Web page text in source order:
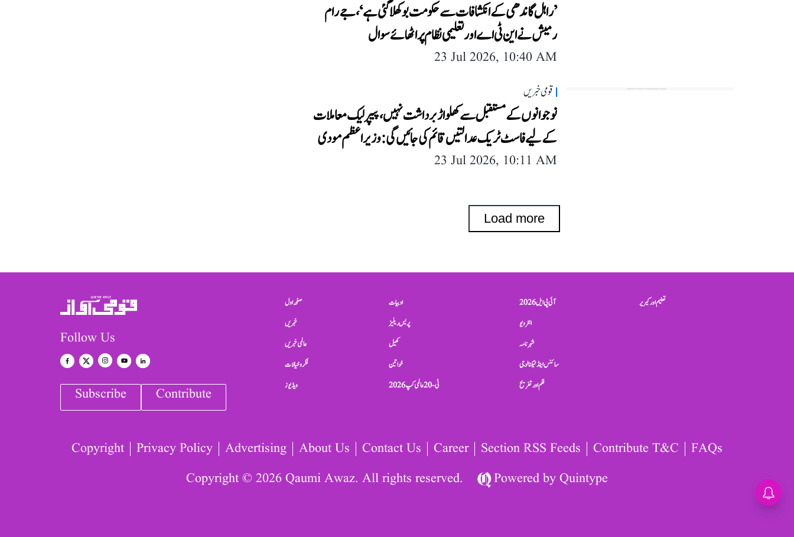
’راہل گاندھی کے انکشافات سے حکومت بوکھلا گئی ہے‘، جے رام
رمیش نے این ٹی اے اور تعلیمی نظام پر اٹھائے سوال
23 Jul 2026, 10:40 AM
قومی خبریں
نوجوانوں کے مستقبل سے کھلواڑ برداشت نہیں، پیپر لیک معاملات
کے لیے فاسٹ ٹریک عدالتیں قائم کی جائیں گی: وزیر اعظم مودی
23 Jul 2026, 10:11 AM
Load more
Follow Us
Subscribe Contribute
صفحہ اول
خبریں
عالمی خبریں
فکر و خیالات
ویڈیوز
ادبیات
پریس ریلیز
کھیل
خواتین
ٹی-20 عالمی کپ 2026
آئی پی ایل 2026
انٹرویو
شہرنامہ
سائنس اینڈ ٹیکنالوجی
فلم اور تفریح
تعلیم اور کیریر
Copyright Privacy Policy Advertising About Us Contact Us Career Section RSS Feeds Contribute T&C
FAQs
Copyright © 2026 Qaumi Awaz. All rights reserved.
Powered byQuintype